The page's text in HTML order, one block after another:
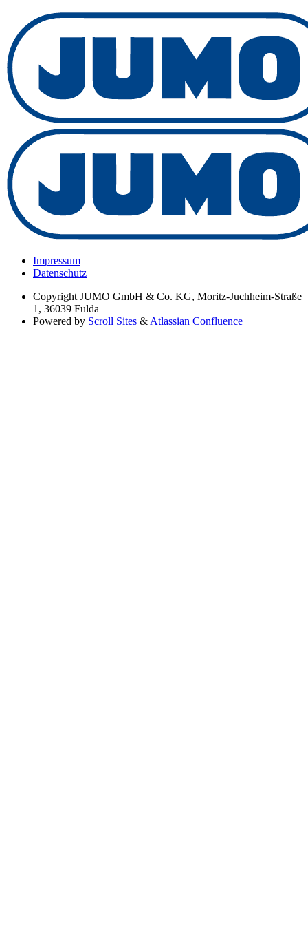
Impressum
Datenschutz
Copyright JUMO GmbH & Co. KG, Moritz-Juchheim-Straße
1, 36039 Fulda
Powered by Scroll Sites & Atlassian Confluence